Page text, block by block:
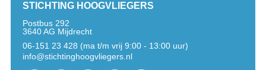
STICHTING HOOGVLIEGERS
Postbus 292
3640 AG Mijdrecht
06-151 23 428 (ma t/m vrij 9:00 - 13:00 uur)
info@stichtinghoogvliegers.nl